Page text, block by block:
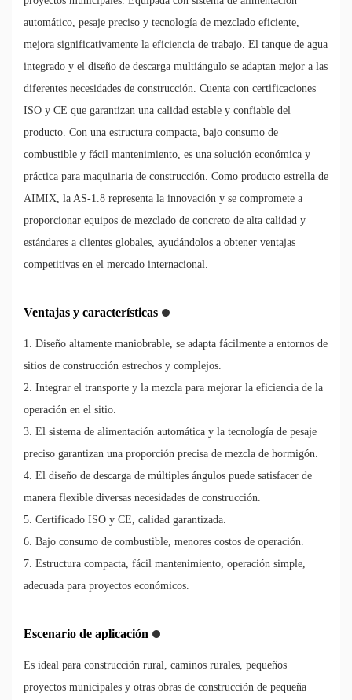
automático, pesaje preciso y tecnología de mezclado eficiente,
mejora significativamente la eficiencia de trabajo. El tanque de agua
integrado y el diseño de descarga multiángulo se adaptan mejor a las
diferentes necesidades de construcción. Cuenta con certificaciones
ISO y CE que garantizan una calidad estable y confiable del
producto. Con una estructura compacta, bajo consumo de
combustible y fácil mantenimiento, es una solución económica y
práctica para maquinaria de construcción. Como producto estrella de
AIMIX, la AS-1.8 representa la innovación y se compromete a
proporcionar equipos de mezclado de concreto de alta calidad y
estándares a clientes globales, ayudándolos a obtener ventajas
competitivas en el mercado internacional.
Ventajas y características
1. Diseño altamente maniobrable, se adapta fácilmente a entornos de
sitios de construcción estrechos y complejos.
2. Integrar el transporte y la mezcla para mejorar la eficiencia de la
operación en el sitio.
3. El sistema de alimentación automática y la tecnología de pesaje
preciso garantizan una proporción precisa de mezcla de hormigón.
4. El diseño de descarga de múltiples ángulos puede satisfacer de
manera flexible diversas necesidades de construcción.
5. Certificado ISO y CE, calidad garantizada.
6. Bajo consumo de combustible, menores costos de operación.
7. Estructura compacta, fácil mantenimiento, operación simple,
adecuada para proyectos económicos.
Escenario de aplicación
Es ideal para construcción rural, caminos rurales, pequeños
proyectos municipales y otras obras de construcción de pequeña